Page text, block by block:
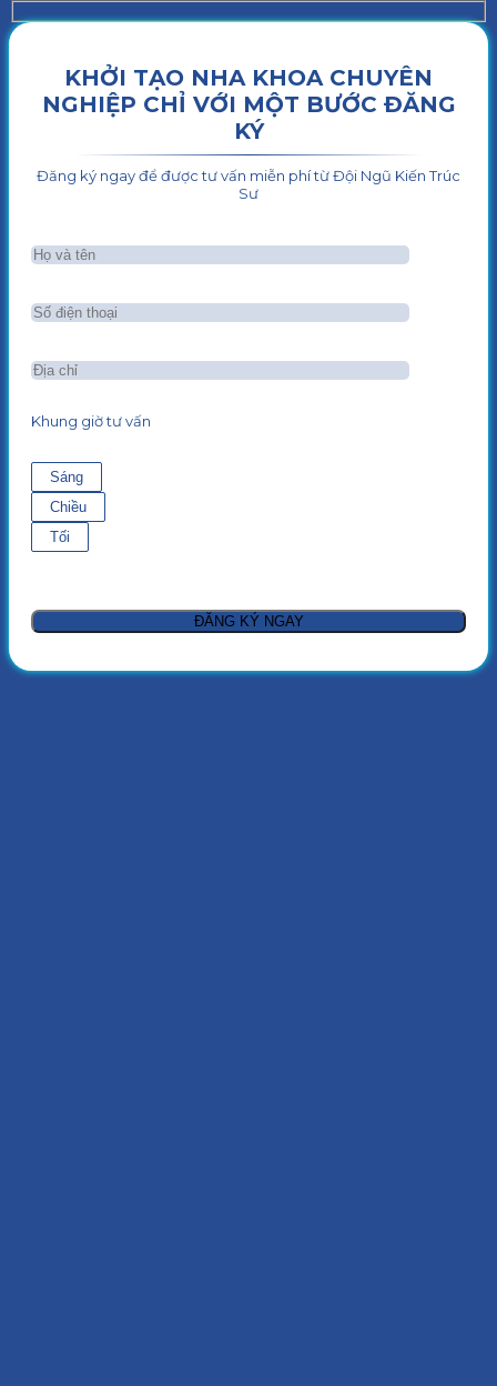
KHỞI TẠO NHA KHOA CHUYÊN
NGHIỆP CHỈ VỚI MỘT BƯỚC ĐĂNG
KÝ
Đăng ký ngay để được tư vấn miễn phí từ Đội Ngũ Kiến Trúc
Sư
Khung giờ tư vấn
Sáng
Chiều
Tối